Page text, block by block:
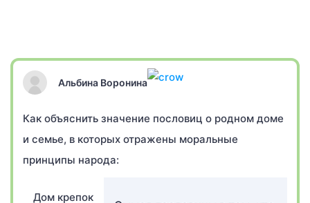
Альбина Воронина
Как объяснить значение пословиц о родном доме
и семье, в которых отражены моральные
принципы народа:
Дом крепок